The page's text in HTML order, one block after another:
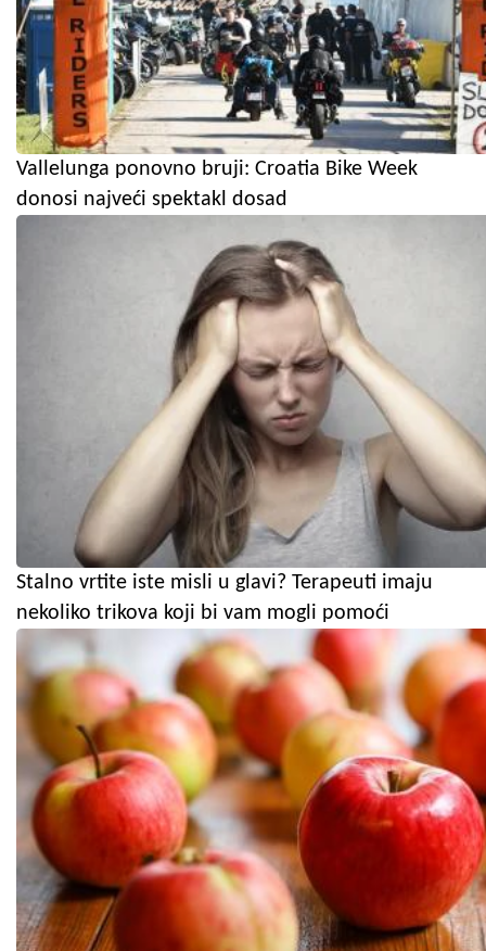
Vallelunga ponovno bruji: Croatia Bike Week
donosi najveći spektakl dosad
Stalno vrtite iste misli u glavi? Terapeuti imaju
nekoliko trikova koji bi vam mogli pomoći